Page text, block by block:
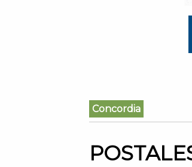
Concordia